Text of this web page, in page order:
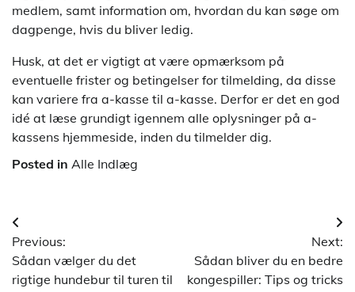
medlem, samt information om, hvordan du kan søge om
dagpenge, hvis du bliver ledig.
Husk, at det er vigtigt at være opmærksom på
eventuelle frister og betingelser for tilmelding, da disse
kan variere fra a-kasse til a-kasse. Derfor er det en god
idé at læse grundigt igennem alle oplysninger på a-
kassens hjemmeside, inden du tilmelder dig.
Posted in Alle Indlæg
Indlægsnavigation
Previous:
Sådan vælger du det
rigtige hundebur til turen til
Next:
Sådan bliver du en bedre
kongespiller: Tips og tricks